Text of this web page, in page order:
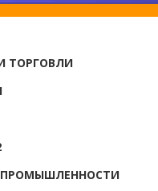
ТОРГОВЛИ
ПРОМЫШЛЕННОСТИ